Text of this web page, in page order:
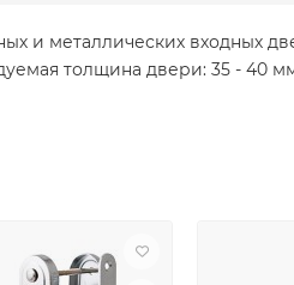
и металлических входных
толщина двери: 35 - 40